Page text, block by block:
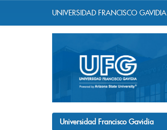
UNIVERSIDAD FRANCISCO GAVIDIA
Universidad Francisco Gavidia